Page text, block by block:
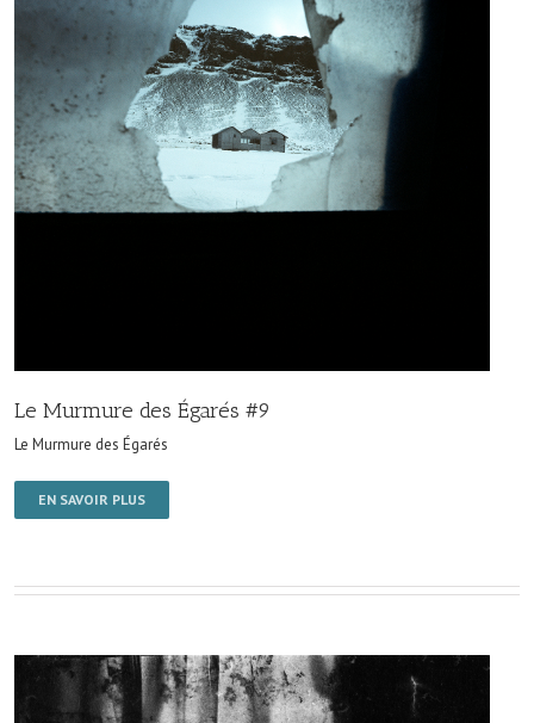
Le Murmure des Égarés #9
Le Murmure des Égarés
EN SAVOIR PLUS